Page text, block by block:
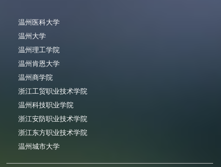
温州医科大学
温州大学
温州理工学院
温州肯恩大学
温州商学院
浙江工贸职业技术学院
温州科技职业学院
浙江安防职业技术学院
浙江东方职业技术学院
温州城市大学